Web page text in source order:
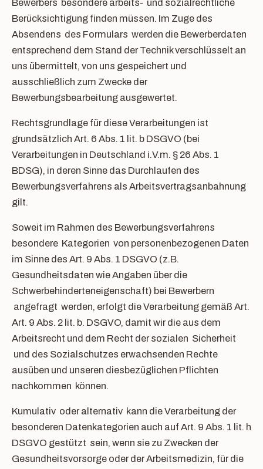
Bewerbers besondere arbeits- und sozialrechtliche
Berücksichtigung finden müssen. Im Zuge des
Absendens des Formulars werden die Bewerberdaten
entsprechend dem Stand der Technik verschlüsselt an
uns übermittelt, von uns gespeichert und
ausschließlich zum Zwecke der
Bewerbungsbearbeitung ausgewertet.
Rechtsgrundlage für diese Verarbeitungen ist
grundsätzlich Art. 6 Abs. 1 lit. b DSGVO (bei
Verarbeitungen in Deutschland i.V.m. § 26 Abs. 1
BDSG), in deren Sinne das Durchlaufen des
Bewerbungsverfahrens als Arbeitsvertragsanbahnung
gilt.
Soweit im Rahmen des Bewerbungsverfahrens
besondere Kategorien von personenbezogenen Daten
im Sinne des Art. 9 Abs. 1 DSGVO (z.B.
Gesundheitsdaten wie Angaben über die
Schwerbehinderteneigenschaft) bei Bewerbern
angefragt werden, erfolgt die Verarbeitung gemäß Art.
Art. 9 Abs. 2 lit. b. DSGVO, damit wir die aus dem
Arbeitsrecht und dem Recht der sozialen Sicherheit
und des Sozialschutzes erwachsenden Rechte
ausüben und unseren diesbezüglichen Pflichten
nachkommen können.
Kumulativ oder alternativ kann die Verarbeitung der
besonderen Datenkategorien auch auf Art. 9 Abs. 1 lit. h
DSGVO gestützt sein, wenn sie zu Zwecken der
Gesundheitsvorsorge oder der Arbeitsmedizin, für die